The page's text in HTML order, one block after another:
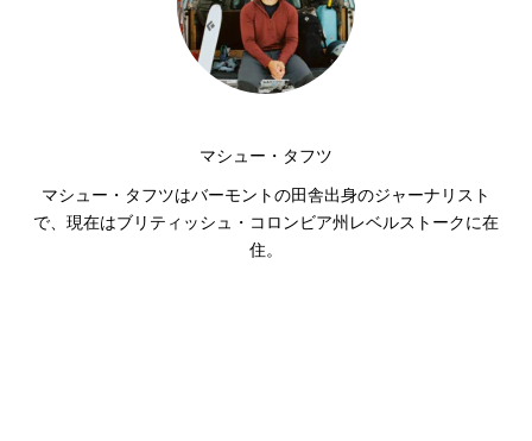
マシュー・タフツ
マシュー・タフツはバーモントの田舎出身のジャーナリスト
で、現在はブリティッシュ・コロンビア州レベルストークに在
住。